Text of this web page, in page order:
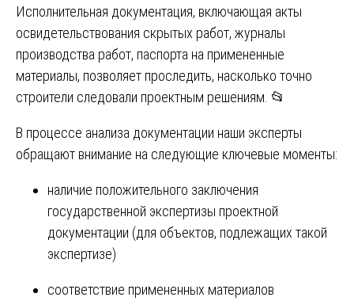
Исполнительная документация, включающая акты
освидетельствования скрытых работ, журналы
производства работ, паспорта на примененные
материалы, позволяет проследить, насколько точно
строители следовали проектным решениям. 📂
В процессе анализа документации наши эксперты
обращают внимание на следующие ключевые моменты:
наличие положительного заключения
государственной экспертизы проектной
документации (для объектов, подлежащих такой
экспертизе)
соответствие примененных материалов